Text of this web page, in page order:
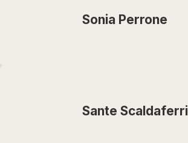
Sonia Perrone
Sante Scaldaferri